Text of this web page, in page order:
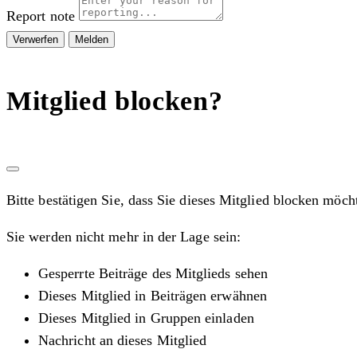
Report note
Melden
Mitglied blocken?
Bitte bestätigen Sie, dass Sie dieses Mitglied blocken
Sie werden nicht mehr in der Lage sein:
Gesperrte Beiträge des Mitglieds sehen
Dieses Mitglied in Beiträgen erwähnen
Dieses Mitglied in Gruppen einladen
Nachricht an dieses Mitglied